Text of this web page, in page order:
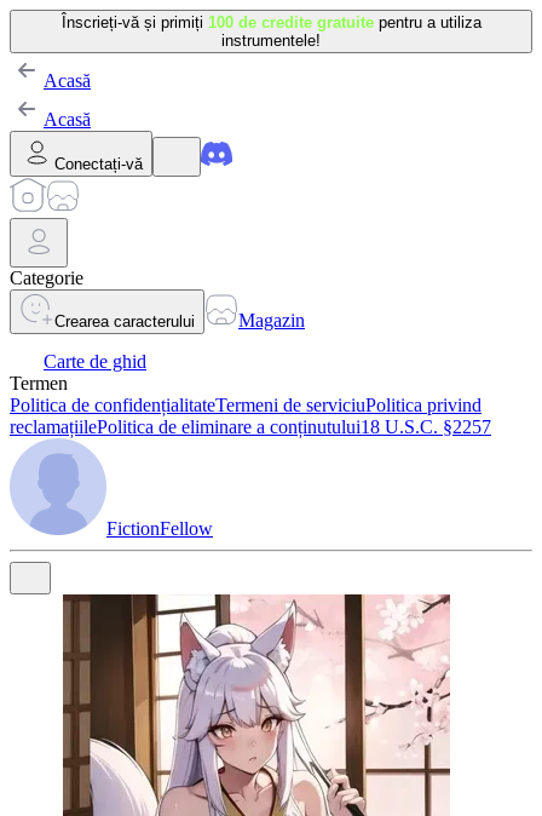
Înscrieți-vă și primiți 100 de credite gratuite pentru a utiliza
instrumentele!
Acasă
Acasă
Conectați-vă
Categorie
Crearea caracterului
Magazin
Carte de ghid
Termen
Politica de confidențialitateTermeni de serviciuPolitica privind
reclamațiilePolitica de eliminare a conținutului18 U.S.C. §2257
FictionFellow